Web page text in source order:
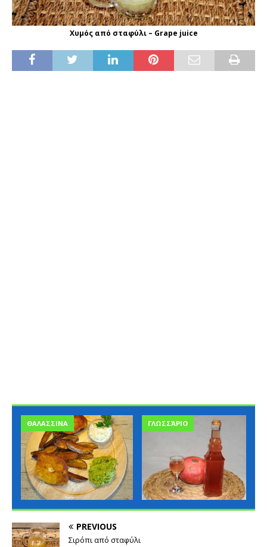
Χυμός από σταφύλι – Grape juice
ΘΑΛΑΣΣΙΝΑ ΓΛΩΣΣΆΡΙΟ
PREVIOUS
Σιρόπι από σταφύλι